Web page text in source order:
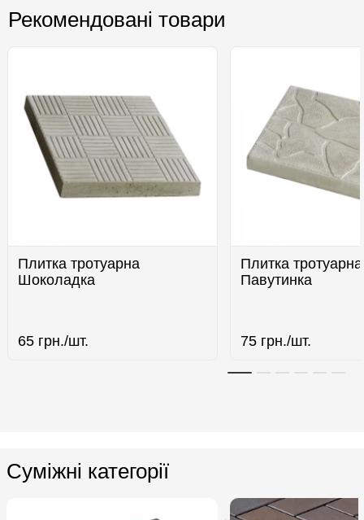
Рекомендовані товари
Плитка тротуарна
Шоколадка
65 грн./шт.
Плитка тротуарна
Павутинка
75 грн./шт.
Суміжні категорії